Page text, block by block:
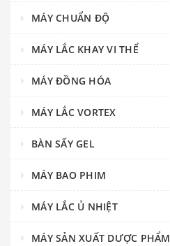
MÁY CHUẨN ĐỘ
MÁY LẮC KHAY VI THỂ
MÁY ĐỒNG HÓA
MÁY LẮC VORTEX
BÀN SẤY GEL
MÁY BAO PHIM
MÁY LẮC Ủ NHIỆT
MÁY SẢN XUẤT DƯỢC PHẨM